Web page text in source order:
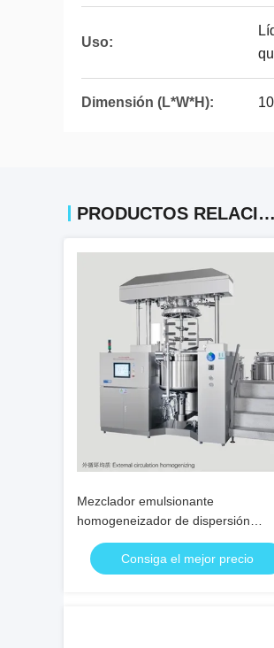
Uso:
Dimensión (L*W*H):
PRODUCTOS RELACIONADOS
Mezclador emulsionante
homogeneizador de dispersión
Mezclador emulsionante en línea
al vacío Consiga el mejor precio